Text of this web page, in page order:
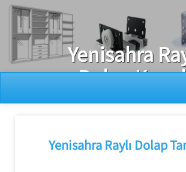
Ray Dolap Tamiri
Yenisahra
Dolap
Sistemleri
Yenisahra Raylı Dolap